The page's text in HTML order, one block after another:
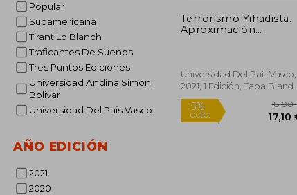
Popular
Sudamericana
Tirant Lo Blanch
Traficantes De Suenos
Tres Puntos Ediciones
Universidad Andina Simon
Bolivar
Universidad Del Pais Vasco
AÑO EDICIÓN
2021
2020
Terrorismo Yihadista.
Aproximación
Congreso
Internacional de
Respuestas
Criminológicas
Universidad Del País Vasco,
2021, 1 Edición, Tapa Blanda,
Nuevo